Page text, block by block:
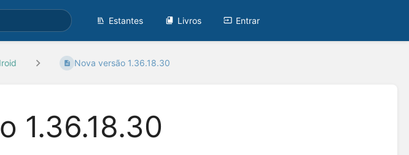
Estantes Livros Entrar
Nova versão 1.36.18.30
1.36.18.30